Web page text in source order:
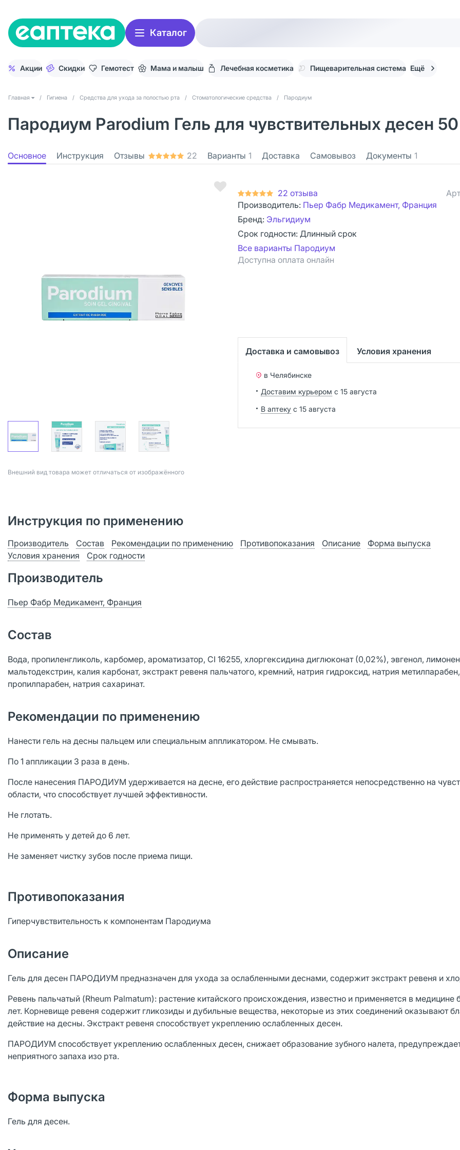
Каталог
Акции Скидки Гемотест Мама и малыш Лечебная косметика Пищеварительная система Ещё
Главная / Гигиена / Средства для ухода за полостью рта / Стоматологические средства / Пародиум
Пародиум Parodium Гель для чувствительных десен
Основное Инструкция Отзывы 22 Варианты 1 Доставка Самовывоз Документы 1
Bнешний вид товара может отличаться от изображённого
22 отзыва
Производитель: Пьер Фабр Медикамент, Франция
Бренд: Эльгидиум
Срок годности: Длинный срок
Все варианты Пародиум
Доступна оплата онлайн
Доставка и самовывоз Условия хранения
в Челябинске
Доставим курьером с 15 августа
В аптеку с 15 августа
Инструкция по применению
Производитель Состав Рекомендации по применению Противопоказания Описание
Форма выпуска
Условия хранения
Срок годности
Производитель
Пьер Фабр Медикамент, Франция
Состав
Вода, пропиленгликоль, карбомер, ароматизатор, CI 16255, хлоргексидина диглюконат (0,02%), эвгенол,
мальтодекстрин, калия карбонат, экстракт ревеня пальчатого, кремний, натрия гидроксид, натрия
пропилпарабен, натрия сахаринат.
Рекомендации по применению
Нанести гель на десны пальцем или специальным аппликатором. Не смывать.
По 1 аппликации 3 раза в день.
После нанесения ПАРОДИУМ удерживается на десне, его действие распространяется непосредственно на
области, что способствует лучшей эффективности.
Не глотать.
Не применять у детей до 6 лет.
Не заменяет чистку зубов после приема пищи.
Противопоказания
Гиперчувствительность к компонентам Пародиума
Описание
Гель для десен ПАРОДИУМ предназначен для ухода за ослабленными деснами, содержит экстракт ревеня и
Ревень пальчатый (Rheum Palmatum): растение китайского происхождения, известно и применяется в медицине
лет. Корневище ревеня содержит гликозиды и дубильные вещества, некоторые из этих соединений оказывают
действие на десны. Экстракт ревеня способствует укреплению ослабленных десен.
ПАРОДИУМ способствует укреплению ослабленных десен, снижает образование зубного налета,
неприятного запаха изо рта.
Форма выпуска
Гель для десен.